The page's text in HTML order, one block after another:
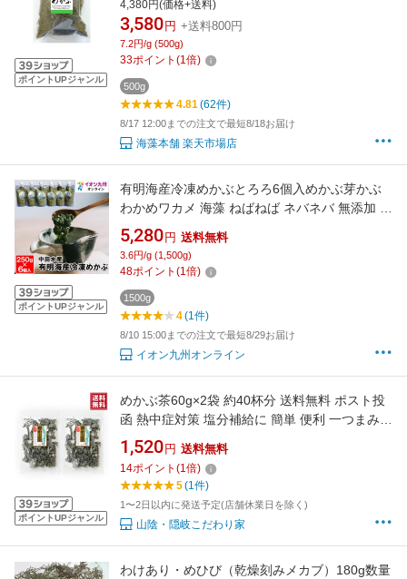
ポイントUPジャンル
4,380円(価格+送料)
3,580 円 +送料800円
7.2円/g (500g)
33ポイント (1倍)
500g
4.81(62件)
8/17 12:00までの注文で最短8/18お届け
海藻本舗 楽天市場店
ポイントUPジャンル
有明海産冷凍めかぶとろろ6個入めかぶ芽かぶ
わかめワカメ 海藻 ねばねば ネバネバ 無添加 自
然食品 冷凍 有明海 有明海産 国産 日本産 朝ご
はん 昼ごはん 夜ごはん 食事 グルメ おとりよせ
お取り寄せ 食べ物 ごはんのお供 ごはんのおと
5,280 円 送料無料
3.6円/g (1,500g)
48ポイント (1倍)
1500g
4(1件)
8/10 15:00までの注文で最短8/29お届け
イオン九州オンライン
ポイントUPジャンル
めかぶ茶60g×2袋 約40杯分 送料無料 ポスト投
函 熱中症対策 塩分補給に 簡単 便利 一つまみ程
度湯呑に入れお湯を注ぐだけで出来上がり めか
ぶを乾燥させ弊社独自のブレンドで飲みやすく
味付け。
1,520 円 送料無料
14ポイント (1倍)
5(1件)
1〜2日以内に発送予定(店舗休業日を除く)
山陰・隠岐こだわり家
わけあり・めひび（乾燥刻みメカブ）180g数量